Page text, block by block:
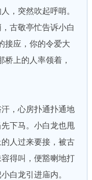
，突然吹起呼哨。
古敬亭忙告诉小白
接应，你的令爱大
桥上的人率领着，
，心房扑通扑通地
下马。小白龙也甩
人过来要接，被古
得叫，便豁喇地打
白龙引进庙内。